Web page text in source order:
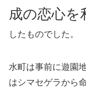
成の恋心を
したものでした。
水町は事前に遊園
はシマセゲラから